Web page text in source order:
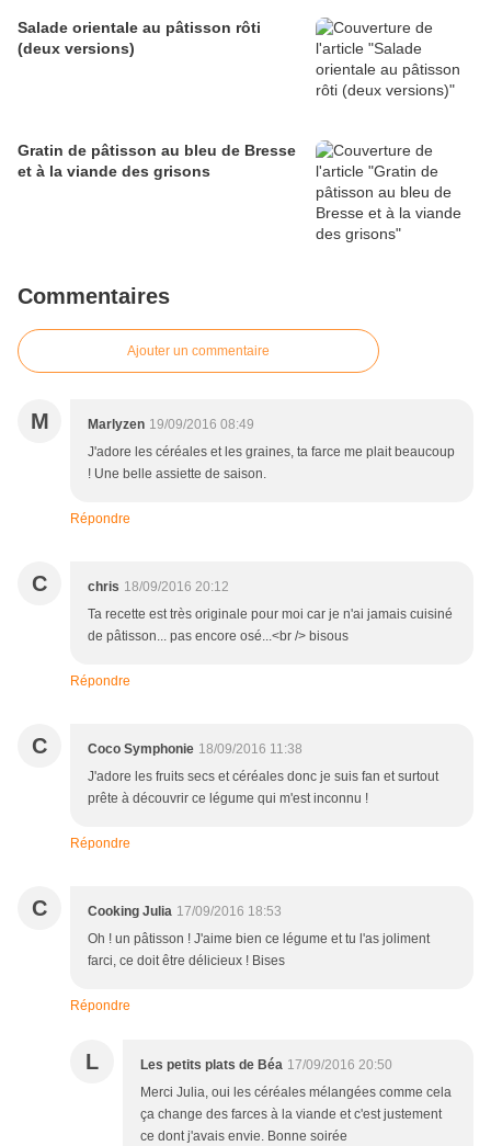
Salade orientale au pâtisson rôti
(deux versions)
Gratin de pâtisson au bleu de Bresse
et à la viande des grisons
Commentaires
Ajouter un commentaire
M Marlyzen 19/09/2016 08:49
J'adore les céréales et les graines, ta farce me plait beaucoup
! Une belle assiette de saison.
Répondre
C chris 18/09/2016 20:12
Ta recette est très originale pour moi car je n'ai jamais cuisiné
de pâtisson... pas encore osé...<br /> bisous
Répondre
C Coco Symphonie 18/09/2016 11:38
J'adore les fruits secs et céréales donc je suis fan et surtout
prête à découvrir ce légume qui m'est inconnu !
Répondre
C Cooking Julia 17/09/2016 18:53
Oh ! un pâtisson ! J'aime bien ce légume et tu l'as joliment
farci, ce doit être délicieux ! Bises
Répondre
L Les petits plats de Béa 17/09/2016 20:50
Merci Julia, oui les céréales mélangées comme cela
ça change des farces à la viande et c'est justement
ce dont j'avais envie. Bonne soirée